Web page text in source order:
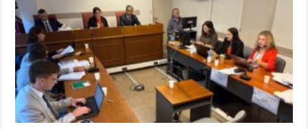
EL
CRIMEN
EN
EL
BARRIO
PRIVADO
EL
TIPAL